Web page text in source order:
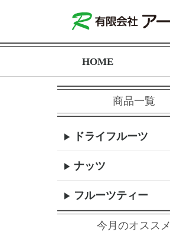
HOME
商品一覧
ドライフルーツ
ナッツ
フルーツティー
今月のオススメ